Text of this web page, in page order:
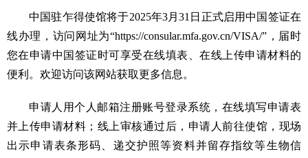
中国驻乍得使馆将于2025年3月31日正式启用中国签证在
线办理，访问网址为“https://consular.mfa.gov.cn/VISA/”，届时
您在申请中国签证时可享受在线填表、在线上传申请材料的
便利。欢迎访问该网站获取更多信息。
申请人用个人邮箱注册账号登录系统，在线填写申请表
并上传申请材料；线上审核通过后，申请人前往使馆，现场
出示申请表条形码、递交护照等资料并留存指纹等生物信